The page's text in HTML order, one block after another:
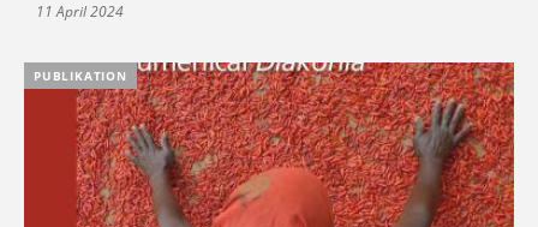
11 April 2024
PUBLIKATION